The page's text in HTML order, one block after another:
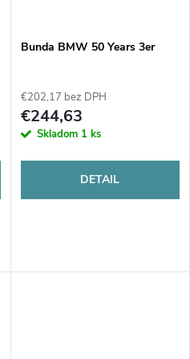
Bunda BMW 50 Years 3er
€202,17 bez DPH
€244,63
Skladom 1 ks
DETAIL